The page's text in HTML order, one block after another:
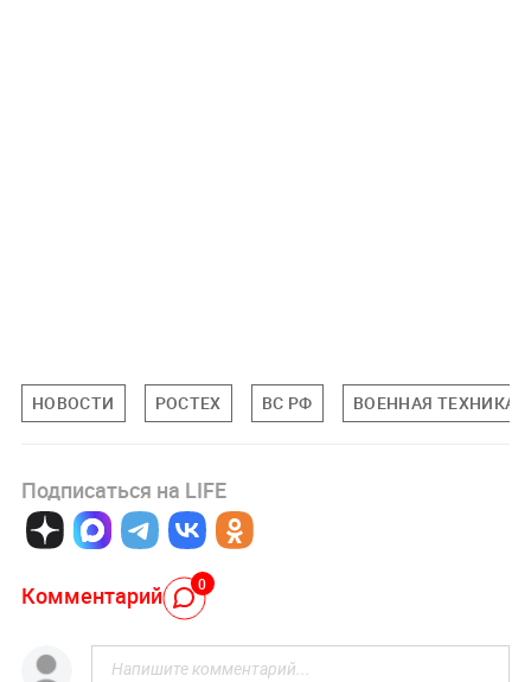
НОВОСТИ РОСТЕХ ВС РФ ВОЕННАЯ ТЕХНИКА
Подписаться на LIFE
Комментарий 0